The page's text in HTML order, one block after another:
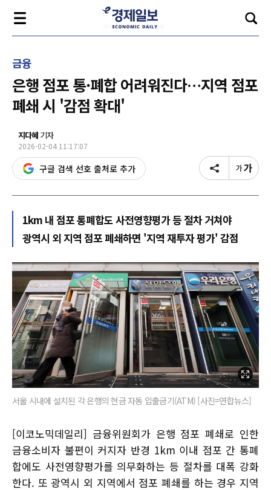
금융
은행 점포 통·폐합 어려워진다…지역 점포
폐쇄 시 '감점 확대'
지다혜 기자
2026-02-04 11:17:07
구글 검색 선호 출처로 추가
1km 내 점포 통폐합도 사전영향평가 등 절차 거쳐야
광역시 외 지역 점포 폐쇄하면 '지역 재투자 평가' 감점
서울 시내에 설치된 각 은행의 현금 자동 입출금기(ATM) [사진=연합뉴스]
[이코노믹데일리] 금융위원회가 은행 점포 폐쇄로 인한
금융소비자 불편이 커지자 반경 1km 이내 점포 간 통폐
합에도 사전영향평가를 의무화하는 등 절차를 대폭 강화
한다. 또 광역시 외 지역에서 점포 폐쇄를 하는 경우 지역